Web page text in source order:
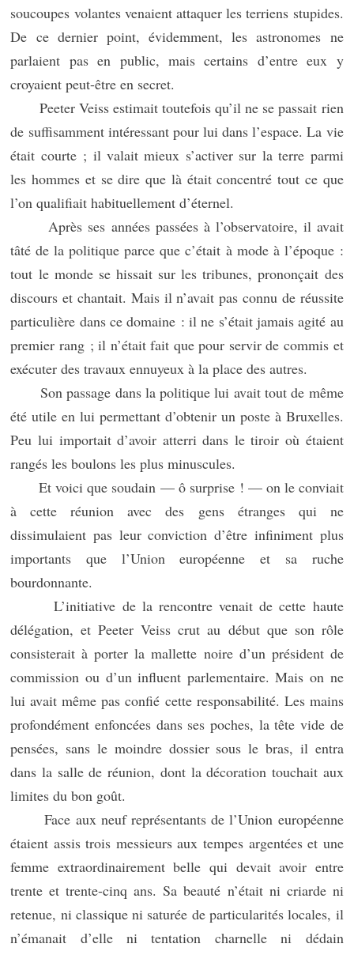
soucoupes volantes venaient attaquer les terriens stupides.
De ce dernier point, évidemment, les astronomes ne
parlaient pas en public, mais certains d’entre eux y
croyaient peut-être en secret.
Peeter Veiss estimait toutefois qu’il ne se passait rien
de suffisamment intéressant pour lui dans l’espace. La vie
était courte ; il valait mieux s’activer sur la terre parmi
les hommes et se dire que là était concentré tout ce que
l’on qualifiait habituellement d’éternel.
Après ses années passées à l’observatoire, il avait
tâté de la politique parce que c’était à mode à l’époque :
tout le monde se hissait sur les tribunes, prononçait des
discours et chantait. Mais il n’avait pas connu de réussite
particulière dans ce domaine : il ne s’était jamais agité au
premier rang ; il n’était fait que pour servir de commis et
exécuter des travaux ennuyeux à la place des autres.
Son passage dans la politique lui avait tout de même
été utile en lui permettant d’obtenir un poste à Bruxelles.
Peu lui importait d’avoir atterri dans le tiroir où étaient
rangés les boulons les plus minuscules.
Et voici que soudain — ô surprise ! — on le conviait
à cette réunion avec des gens étranges qui ne
dissimulaient pas leur conviction d’être infiniment plus
importants que l’Union européenne et sa ruche
bourdonnante.
L’initiative de la rencontre venait de cette haute
délégation, et Peeter Veiss crut au début que son rôle
consisterait à porter la mallette noire d’un président de
commission ou d’un influent parlementaire. Mais on ne
lui avait même pas confié cette responsabilité. Les mains
profondément enfoncées dans ses poches, la tête vide de
pensées, sans le moindre dossier sous le bras, il entra
dans la salle de réunion, dont la décoration touchait aux
limites du bon goût.
Face aux neuf représentants de l’Union européenne
étaient assis trois messieurs aux tempes argentées et une
femme extraordinairement belle qui devait avoir entre
trente et trente-cinq ans. Sa beauté n’était ni criarde ni
retenue, ni classique ni saturée de particularités locales, il
n’émanait d’elle ni tentation charnelle ni dédain